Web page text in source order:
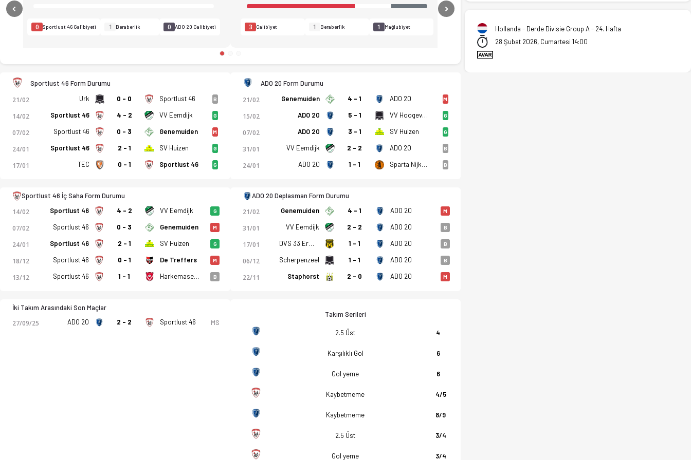
ZSV Sportlust 46 - ADO 20 Heemskerk 1-1 bitti. Gol anları, kadro, istatistikler, puan durumu ve iddaa oranları Ofsayt'ta. (28.02.2026)
0 Sportlust 46 Galibiyeti 1 Beraberlik 0 ADO 20 Galibiyeti 3 Galibiyet 1 Beraberlik 1 Mağlubiyet
Previous Next
Sportlust 46 Form Durumu
21/02 Urk 0 - 0 Sportlust 46 B
14/02 Sportlust 46 4 - 2 VV Eemdijk G
07/02 Sportlust 46 0 - 3 Genemuiden M
24/01 Sportlust 46 2 - 1 SV Huizen G
17/01 TEC 0 - 1 Sportlust 46 G
ADO 20 Form Durumu
21/02 Genemuiden 4 - 1 ADO 20 M
15/02 ADO 20 5 - 1 VV Hoogeveen G
07/02 ADO 20 3 - 1 SV Huizen G
31/01 VV Eemdijk 2 - 2 ADO 20 B
24/01 ADO 20 1 - 1 Sparta Nijkerk B
Sportlust 46 İç Saha Form Durumu
14/02 Sportlust 46 4 - 2 VV Eemdijk G
07/02 Sportlust 46 0 - 3 Genemuiden M
24/01 Sportlust 46 2 - 1 SV Huizen G
18/12 Sportlust 46 0 - 1 De Treffers M
13/12 Sportlust 46 1 - 1 Harkemase Boys B
ADO 20 Deplasman Form Durumu
21/02 Genemuiden 4 - 1 ADO 20 M
31/01 VV Eemdijk 2 - 2 ADO 20 B
17/01 DVS 33 Ermelo 1 - 1 ADO 20 B
06/12 Scherpenzeel 1 - 1 ADO 20 B
22/11 Staphorst 2 - 0 ADO 20 M
İki Takım Arasındaki Son Maçlar
27/09/25 ADO 20 2 - 2 Sportlust 46 MS
Takım Serileri
2.5 Üst 4
Karşılıklı Gol 6
Gol yeme 6
Kaybetmeme 4/5
Kaybetmeme 8/9
2.5 Üst 3/4
Gol yeme 3/4
Hollanda - Derde Divisie Group A - 24. Hafta
28 Şubat 2026, Cumartesi 14:00